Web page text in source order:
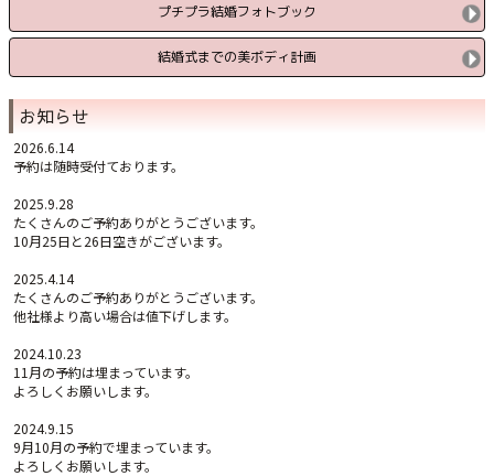
プチプラ結婚フォトブック
結婚式までの美ボディ計画
お知らせ
2026.6.14
予約は随時受付ております。
2025.9.28
たくさんのご予約ありがとうございます。
10月25日と26日空きがございます。
2025.4.14
たくさんのご予約ありがとうございます。
他社様より高い場合は値下げします。
2024.10.23
11月の予約は埋まっています。
よろしくお願いします。
2024.9.15
9月10月の予約で埋まっています。
よろしくお願いします。